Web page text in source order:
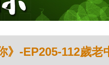
》-EP205-112歲